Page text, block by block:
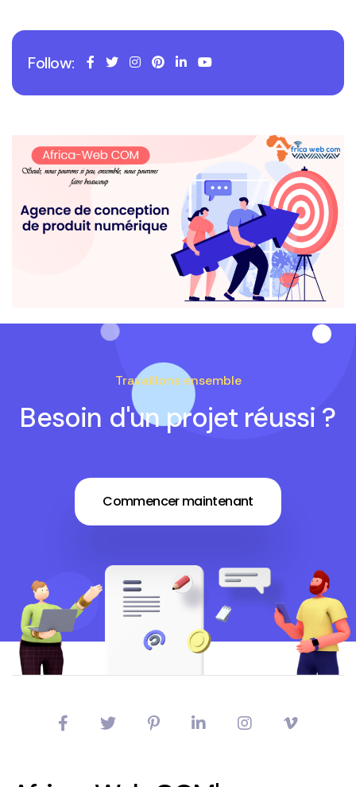
Follow:
Travaillons ensemble
Besoin d'un projet réussi ?
Commencer maintenant